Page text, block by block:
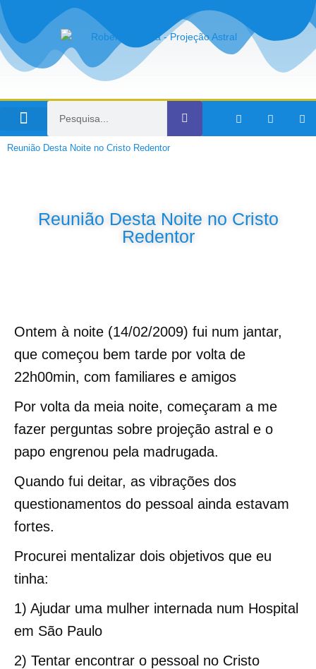
Reunião Desta Noite no Cristo Redentor
Reunião Desta Noite no Cristo
Redentor
Ontem à noite (14/02/2009) fui num jantar,
que começou bem tarde por volta de
22h00min, com familiares e amigos
Por volta da meia noite, começaram a me
fazer perguntas sobre projeção astral e o
papo engrenou pela madrugada.
Quando fui deitar, as vibrações dos
questionamentos do pessoal ainda estavam
fortes.
Procurei mentalizar dois objetivos que eu
tinha:
1) Ajudar uma mulher internada num Hospital
em São Paulo
2) Tentar encontrar o pessoal no Cristo